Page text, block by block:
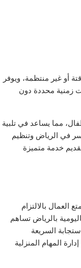
أو غير منتظمة، ويوفر
زمنية محددة دون
مما يساعد في تلبية
في الرياض وتنظيم
خدمة متميزة
العمال بالالتزام
بالرياض تساهم
السريعة
المهام المنزلية